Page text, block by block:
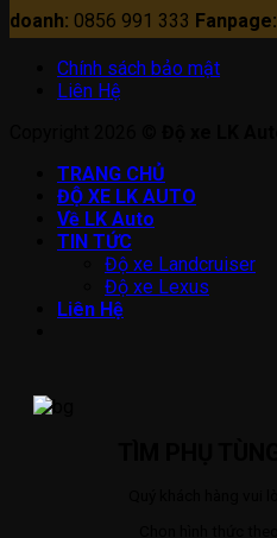
doanh: 0856 991 333 Fanpage:
Chính sách bảo mật
Liên Hệ
TRANG CHỦ
ĐỘ XE LK AUTO
Về LK Auto
TIN TỨC
Độ xe Landcruiser
Độ xe Lexus
Liên Hệ